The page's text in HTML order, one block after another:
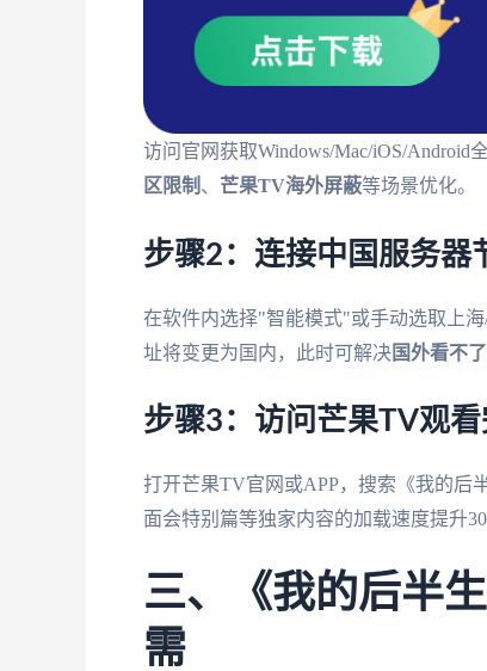
访问官网获取Windows/Mac/iOS/
区限制 、 芒果TV海外屏蔽等场景优化。
步骤2：连接中国服务器
在软件内选择"智能模式"或手动选取上
址将变更为国内，此时可解决国外看不
步骤3：访问芒果TV观
打开芒果TV官网或APP，搜索《我的后
面会特别篇等独家内容的加载速度提升
三、《我的后半
需